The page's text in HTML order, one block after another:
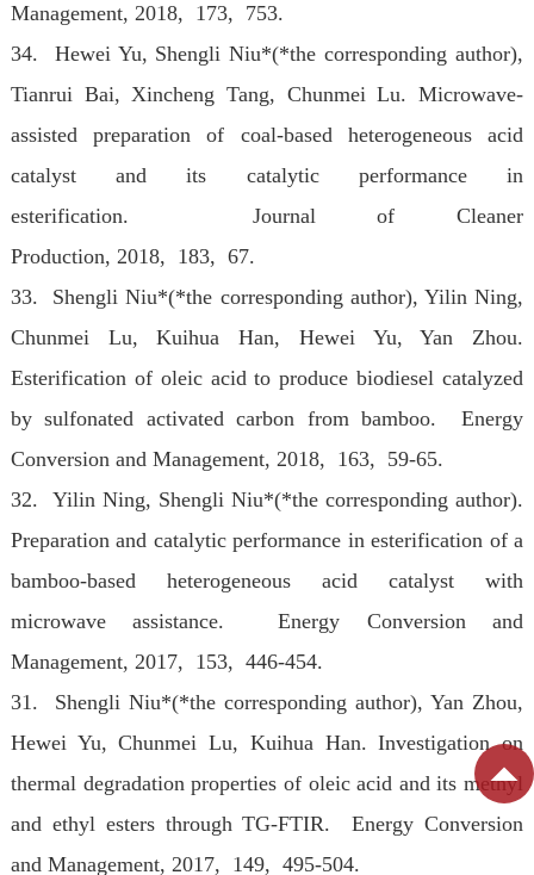
Management, 2018, 173, 753.
34. Hewei Yu, Shengli Niu*(*the corresponding author),
Tianrui Bai, Xincheng Tang, Chunmei Lu. Microwave-
assisted preparation of coal-based heterogeneous acid
catalyst and its catalytic performance in
esterification. Journal of Cleaner
Production, 2018, 183, 67.
33. Shengli Niu*(*the corresponding author), Yilin Ning,
Chunmei Lu, Kuihua Han, Hewei Yu, Yan Zhou.
Esterification of oleic acid to produce biodiesel catalyzed
by sulfonated activated carbon from bamboo. Energy
Conversion and Management, 2018, 163, 59-65.
32. Yilin Ning, Shengli Niu*(*the corresponding author).
Preparation and catalytic performance in esterification of a
bamboo-based heterogeneous acid catalyst with
microwave assistance. Energy Conversion and
Management, 2017, 153, 446-454.
31. Shengli Niu*(*the corresponding author), Yan Zhou,
Hewei Yu, Chunmei Lu, Kuihua Han. Investigation on
thermal degradation properties of oleic acid and its methyl
and ethyl esters through TG-FTIR. Energy Conversion
and Management, 2017, 149, 495-504.